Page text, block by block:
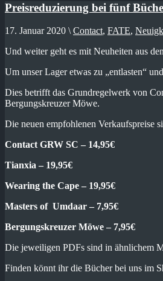
Preisreduzierung bei fünf
17. Januar 2020 \Contact, FATE,
Und weiter geht es mit Neuheiten aus
Um unser Lager etwas zu „entlasten“
Dies betrifft das Grundregelwerk von
Bergungskreuzer Möwe.
Die neuen empfohlenen Verkaufspreise
Contact GRW SC – 14,95€
Tianxia – 19,95€
Wearing the Cape – 19,95€
Masters of Umdaar – 7,95€
Bergungskreuzer Möwe – 7,95€
Die jeweiligen PDFs sind in ähnlichem
Finden könnt ihr die Bücher bei uns im